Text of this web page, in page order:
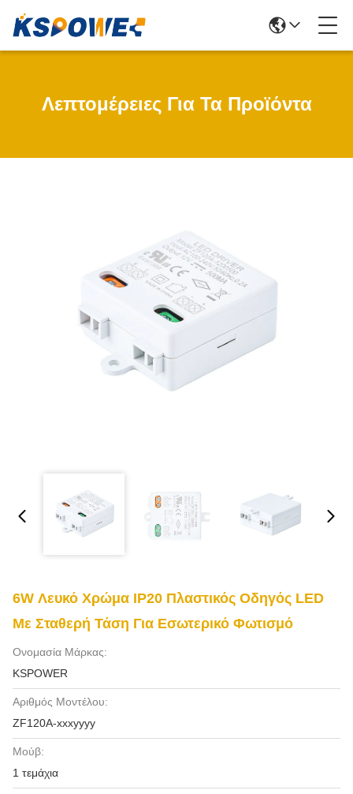
Λεπτομέρειες Για Τα Προϊόντα
6W Λευκό Χρώμα IP20 Πλαστικός Οδηγός LED
Με Σταθερή Τάση Για Εσωτερικό Φωτισμό
Ονομασία Μάρκας:
KSPOWER
Αριθμός Μοντέλου:
ZF120A-xxxyyyy
Μούβ:
1 τεμάχια